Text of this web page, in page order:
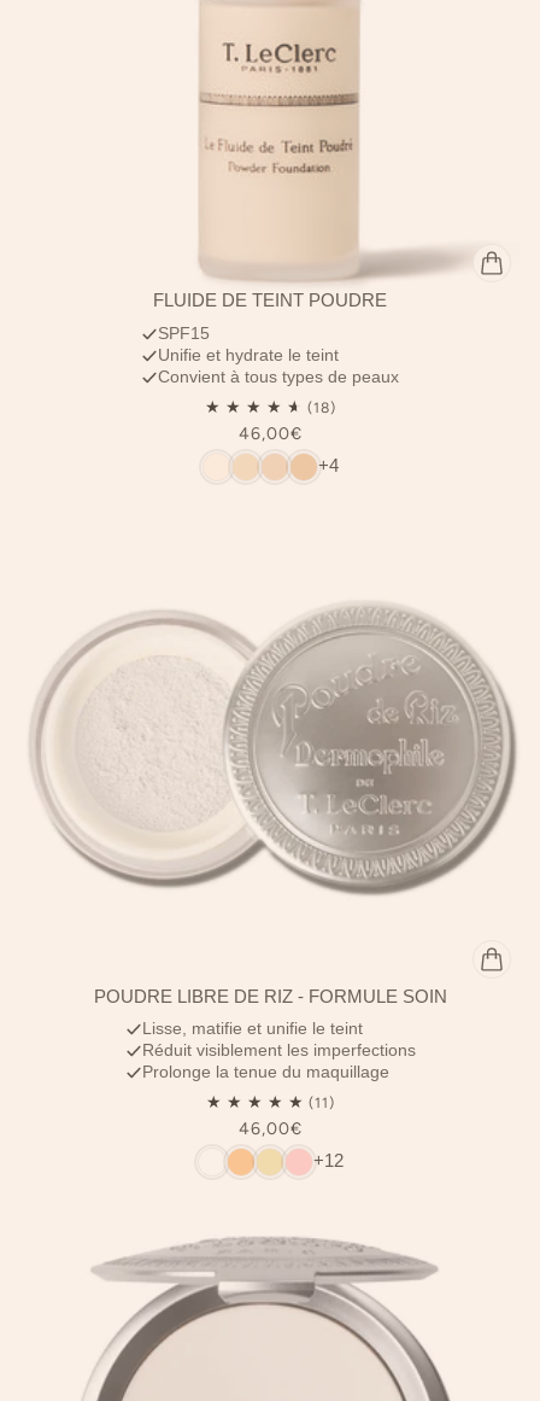
FLUIDE DE TEINT POUDRÉ
SPF15
Unifie et hydrate le teint
Convient à tous types de peaux
46,00€
+4
POUDRE LIBRE DE RIZ - FORMULE SOIN
Lisse, matifie et unifie le teint
Réduit visiblement les imperfections
Prolonge la tenue du maquillage
46,00€
+12